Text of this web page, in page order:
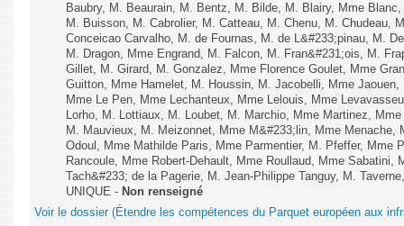
Comptes rendus des débats
Baubry, M. Beaurain, M. Bentz, M. Bilde, M. Blairy, Mme
M. Buisson, M. Cabrolier, M. Catteau, M. Chenu, M. Chudeau,
Conceicao Carvalho, M. de Fournas, M. de L&#233;pinau, M.
M. Dragon, Mme Engrand, M. Falcon, M. Fran&#231;ois, M.
Gillet, M. Girard, M. Gonzalez, Mme Florence Goulet, Mme
Guitton, Mme Hamelet, M. Houssin, M. Jacobelli, Mme
Mme Le Pen, Mme Lechanteux, Mme Lelouis, Mme
Lorho, M. Lottiaux, M. Loubet, M. Marchio, Mme Martinez,
M. Mauvieux, M. Meizonnet, Mme M&#233;lin, Mme Menache,
Odoul, Mme Mathilde Paris, Mme Parmentier, M. Pfeffer, Mme
Rancoule, Mme Robert-Dehault, Mme Roullaud, Mme
Tach&#233; de la Pagerie, M. Jean-Philippe Tanguy, M.
UNIQUE - Non renseigné
Voir le dossier (Étendre les compétences du Parquet européen aux